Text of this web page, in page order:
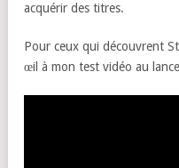
acquérir des titres.
Pour ceux qui découvrent
œil à mon test vidéo au